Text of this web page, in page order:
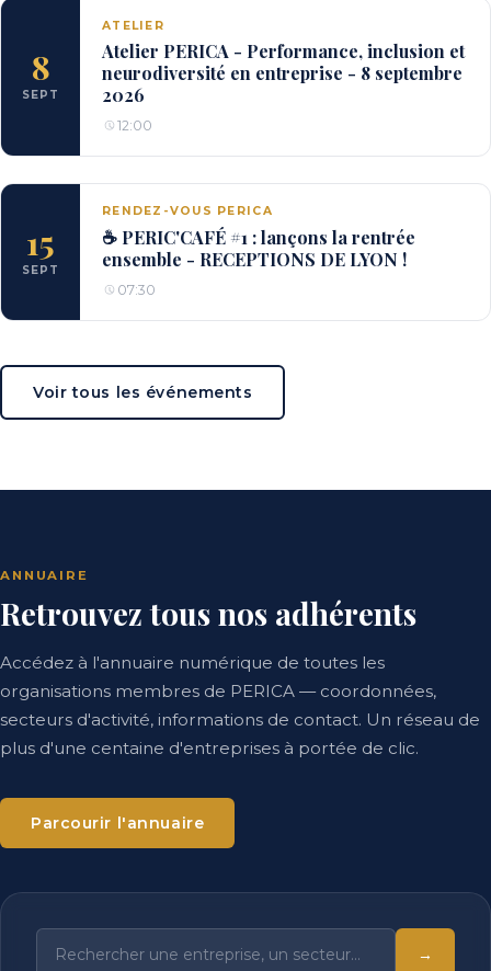
8
SEPT
ATELIER
Atelier PERICA - Performance, inclusion et
neurodiversité en entreprise - 8 septembre
2026
12:00
15
SEPT
RENDEZ-VOUS PERICA
☕ PERIC'CAFÉ #1 : lançons la rentrée
ensemble - RECEPTIONS DE LYON !
07:30
Voir tous les événements
ANNUAIRE
Retrouvez tous nos adhérents
Accédez à l'annuaire numérique de toutes les
organisations membres de PERICA — coordonnées,
secteurs d'activité, informations de contact. Un réseau de
plus d'une centaine d'entreprises à portée de clic.
Parcourir l'annuaire
→